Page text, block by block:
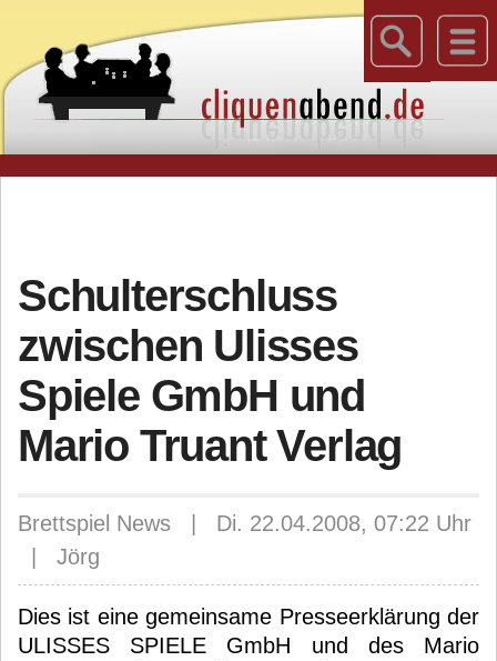
Schulterschluss
zwischen Ulisses
Spiele GmbH und
Mario Truant Verlag
Brettspiel News | Di. 22.04.2008, 07:22 Uhr
| Jörg
Dies ist eine gemeinsame Presseerklärung der
ULISSES SPIELE GmbH und des Mario